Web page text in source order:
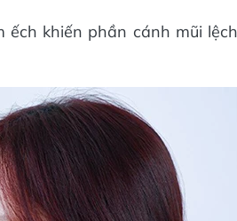
ếch khiến phần cánh mũi lệch